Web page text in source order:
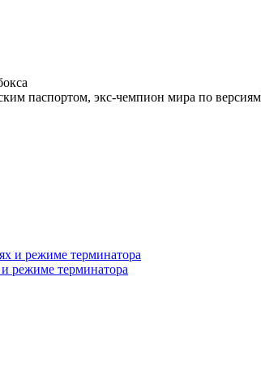
паспортом, экс-чемпион мира по
режиме терминатора